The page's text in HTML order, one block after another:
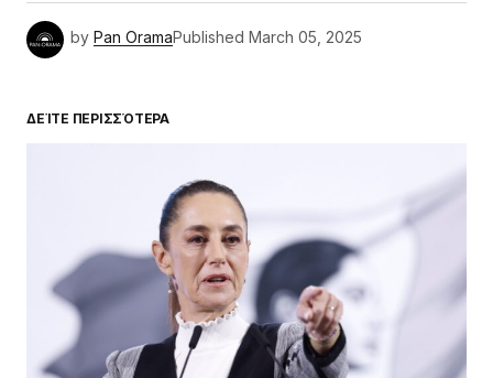
by Pan OramaPublished March 05, 2025
ΔΕΊΤΕ ΠΕΡΙΣΣΌΤΕΡΑ